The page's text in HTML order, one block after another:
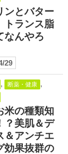
ンとバター
トランス脂
なんやろ
29
, 断薬・健康 ,
米の種類知
？美肌＆デ
＆アンチエ
効果抜群の